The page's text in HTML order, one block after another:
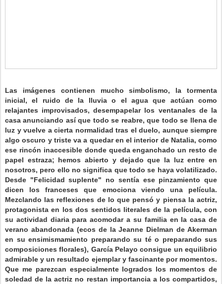
Las imágenes contienen mucho simbolismo, la tormenta
inicial, el ruido de la lluvia o el agua que actúan como
relajantes improvisados, desempapelar los ventanales de la
casa anunciando así que todo se reabre, que todo se llena de
luz y vuelve a cierta normalidad tras el duelo, aunque siempre
algo oscuro y triste va a quedar en el interior de Natalia, como
ese rincón inaccesible donde queda enganchado un resto de
papel estraza; hemos abierto y dejado que la luz entre en
nosotros, pero ello no significa que todo se haya volatilizado.
Desde "Felicidad suplente" no sentía ese pinzamiento que
dicen los franceses que emociona viendo una película.
Mezclando las reflexiones de lo que pensó y piensa la actriz,
protagonista en los dos sentidos literales de la película, con
su actividad diaria para acomodar a su familia en la casa de
verano abandonada (ecos de la Jeanne Dielman de Akerman
en su ensimismamiento preparando su té o preparando sus
composiciones florales), García Pelayo consigue un equilibrio
admirable y un resultado ejemplar y fascinante por momentos.
Que me parezcan especialmente logrados los momentos de
soledad de la actriz no restan importancia a los compartidos,